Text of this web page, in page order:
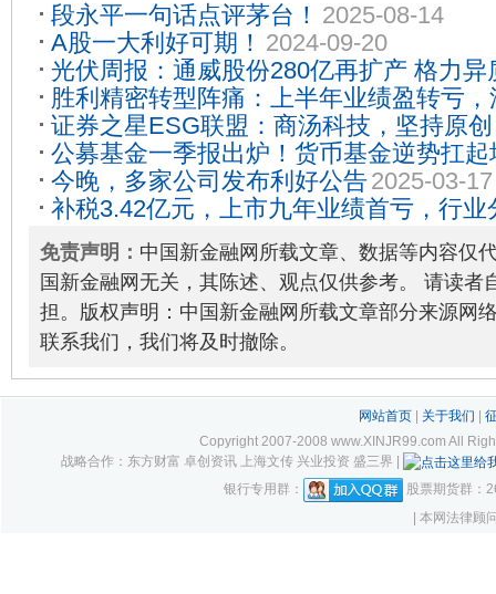
段永平一句话点评茅台！ 2025-08-14
A股一大利好可期！ 2024-09-20
光伏周报：通威股份280亿再扩产 格力异
12-30
胜利精密转型阵痛：上半年业绩盈转亏
梁，产能扩张频“难产”2025-08-27
证券之星ESG联盟：商汤科技，坚持原
步2023-08-25
公募基金一季报出炉！货币基金逆势扛
加仓主线 2026-04-27
今晚，多家公司发布利好公告 2025-03-17
补税3.42亿元，上市九年业绩首亏，行
掉队了吗？2026-04-13
免责声明： 中国新金融网所载文章、数据等内容仅
国新金融网无关，其陈述、观点仅供参考。 请读者
担。版权声明：中国新金融网所载文章部分来源网
联系我们，我们将及时撤除。
网站首页| 关于我们
Copyright 2007-2008 www.XINJR99.com All
战略合作：东方财富 卓创资讯 上海文传 兴业投资 盛三界 |
银行专用群：
股票期货群：
| 本网法律顾